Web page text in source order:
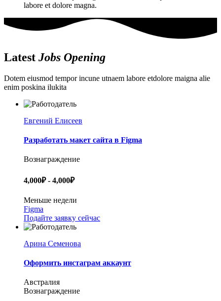
labore et dolore magna.
Latest Jobs Opening
Dotem eiusmod tempor incune utnaem labore etdolore maigna alie
enim poskina ilukita
Евгений Елисеев
Разработать макет сайта в Figma
Вознаграждение
4,000₽ - 4,000₽
Меньше недели
Figma
Подайте заявку сейчас
Арина Семенова
Оформить инстаграм аккаунт
Австралия
Вознаграждение